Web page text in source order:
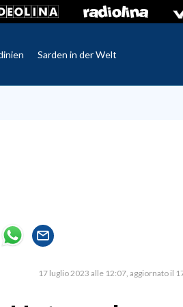
Sarden in der Welt
17 luglio 2023 alle 12:07 aggiornato il